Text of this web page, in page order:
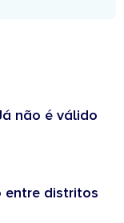
não é válido
entre distritos